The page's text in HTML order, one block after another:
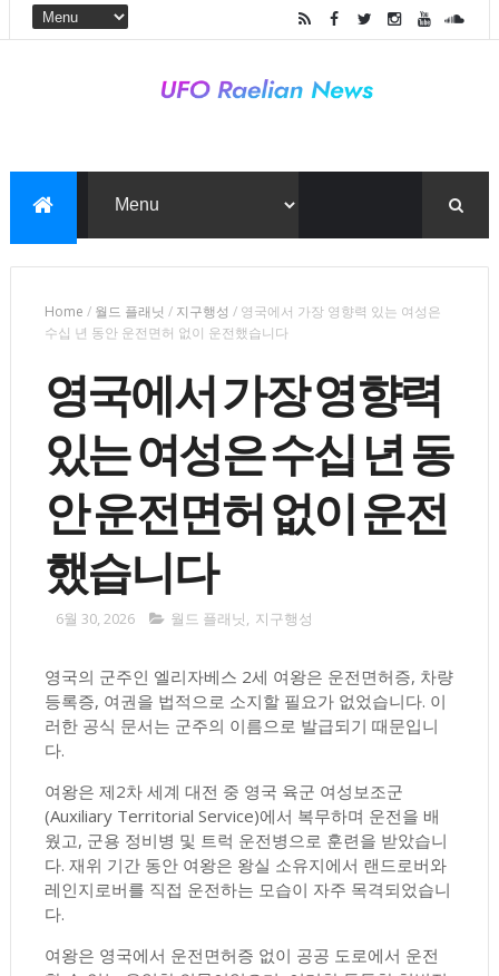
Home / 월드 플래닛 / 지구행성 / 영국에서 가장 영향력 있는 여성은
수십 년 동안 운전면허 없이 운전했습니다
영국에서 가장 영향력
있는 여성은 수십 년 동
안 운전면허 없이 운전
했습니다
6월 30, 2026 월드 플래닛, 지구행성
영국의 군주인 엘리자베스 2세 여왕은 운전면허증, 차량
등록증, 여권을 법적으로 소지할 필요가 없었습니다. 이
러한 공식 문서는 군주의 이름으로 발급되기 때문입니
다.
여왕은 제2차 세계 대전 중 영국 육군 여성보조군
(Auxiliary Territorial Service)에서 복무하며 운전을 배
웠고, 군용 정비병 및 트럭 운전병으로 훈련을 받았습니
다. 재위 기간 동안 여왕은 왕실 소유지에서 랜드로버와
레인지로버를 직접 운전하는 모습이 자주 목격되었습니
다.
여왕은 영국에서 운전면허증 없이 공공 도로에서 운전